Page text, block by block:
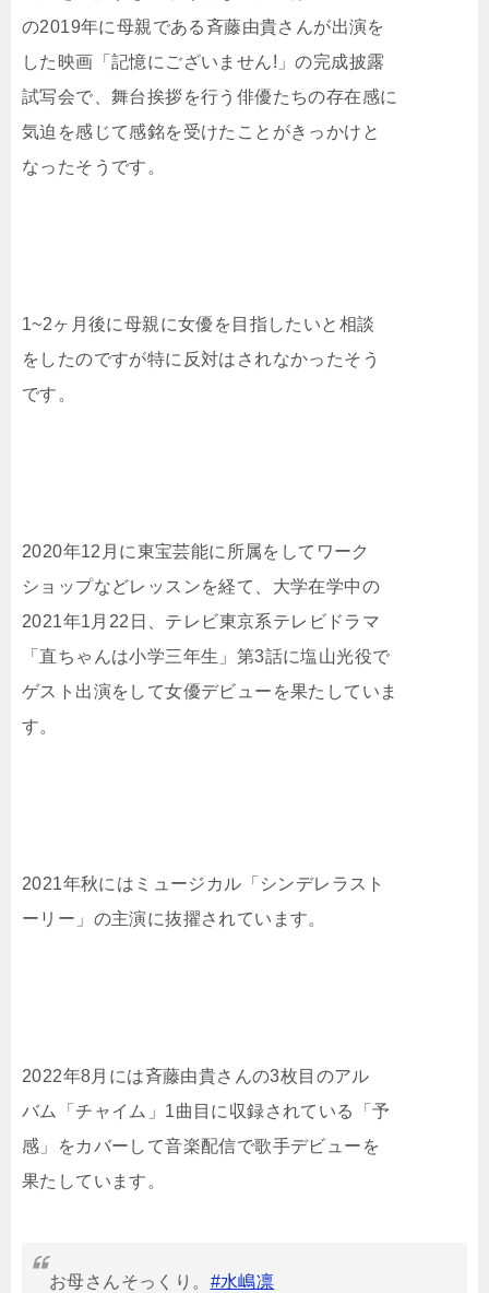
の2019年に母親である斉藤由貴さんが出演を
した映画「記憶にございません!」の完成披露
試写会で、舞台挨拶を行う俳優たちの存在感に
気迫を感じて感銘を受けたことがきっかけと
なったそうです。
1~2ヶ月後に母親に女優を目指したいと相談
をしたのですが特に反対はされなかったそう
です。
2020年12月に東宝芸能に所属をしてワーク
ショップなどレッスンを経て、大学在学中の
2021年1月22日、テレビ東京系テレビドラマ
「直ちゃんは小学三年生」第3話に塩山光役で
ゲスト出演をして女優デビューを果たしていま
す。
2021年秋にはミュージカル「シンデレラスト
ーリー」の主演に抜擢されています。
2022年8月には斉藤由貴さんの3枚目のアル
バム「チャイム」1曲目に収録されている「予
感」をカバーして音楽配信で歌手デビューを
果たしています。
お母さんそっくり。 #水嶋凛